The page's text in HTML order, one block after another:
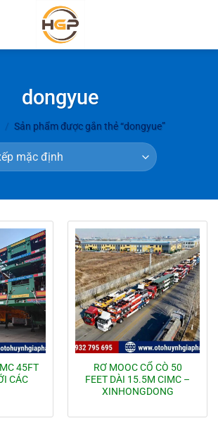
dongyue
/ Sản phẩm được gắn thẻ “dongyue”
45FT
CÁC
RƠ MOOC CỔ CÒ 50
FEET DÀI 15.5M CIMC –
XINHONGDONG